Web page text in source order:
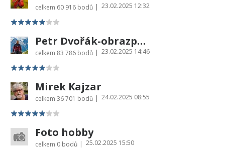
celkem 60 916 bodů | 23.02.2025 12:32
Petr Dvořák-obrazprovas.cz
celkem 83 786 bodů | 23.02.2025 14:46
Mirek Kajzar
celkem 36 701 bodů | 24.02.2025 08:55
Foto hobby
celkem 0 bodů | 25.02.2025 15:50